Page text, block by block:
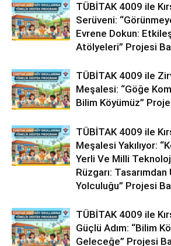
TÜBİTAK 4009 ile
Serüveni:
Evrene Dokun:
Atölyeleri” Projesi
TÜBİTAK 4009 ile
Meşalesi: “Göğe
Bilim Köyümüz”
TÜBİTAK 4009 ile
Meşalesi Yakılıyor:
Yerli Ve Milli
Rüzgarı:
Yolculuğu” Projesi
TÜBİTAK 4009 ile
Güçlü Adım: “Bilim
Geleceğe” Projesi